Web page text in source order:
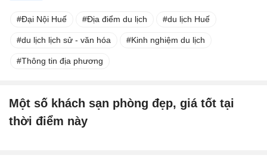
Đại Nội Huế Địa điểm du lịch du lịch Huế
du lịch lịch sử - văn hóa Kinh nghiệm du lịch
Thông tin địa phương
Một số khách sạn phòng đẹp, giá tốt tại
thời điểm này